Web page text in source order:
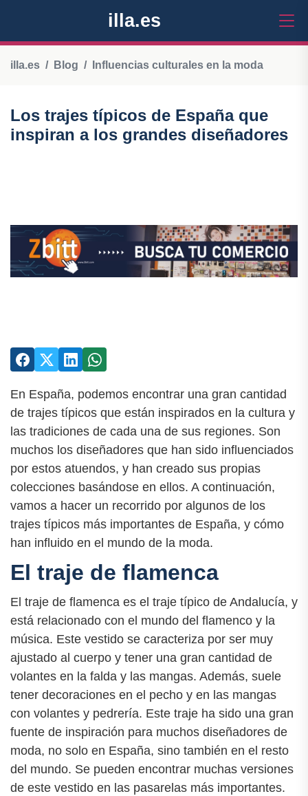
illa.es
illa.es Blog Influencias culturales en la moda
Los trajes típicos de España que
inspiran a los grandes diseñadores
En España, podemos encontrar una gran cantidad
de trajes típicos que están inspirados en la cultura y
las tradiciones de cada una de sus regiones. Son
muchos los diseñadores que han sido influenciados
por estos atuendos, y han creado sus propias
colecciones basándose en ellos. A continuación,
vamos a hacer un recorrido por algunos de los
trajes típicos más importantes de España, y cómo
han influido en el mundo de la moda.
El traje de flamenca
El traje de flamenca es el traje típico de Andalucía, y
está relacionado con el mundo del flamenco y la
música. Este vestido se caracteriza por ser muy
ajustado al cuerpo y tener una gran cantidad de
volantes en la falda y las mangas. Además, suele
tener decoraciones en el pecho y en las mangas
con volantes y pedrería. Este traje ha sido una gran
fuente de inspiración para muchos diseñadores de
moda, no solo en España, sino también en el resto
del mundo. Se pueden encontrar muchas versiones
de este vestido en las pasarelas más importantes.